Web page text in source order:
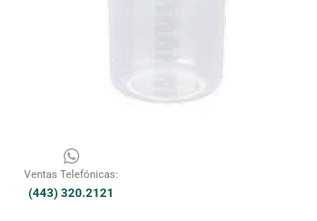
Ventas Telefónicas:
(443) 320.2121